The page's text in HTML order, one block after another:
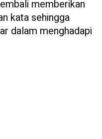
memberikan
kata sehingga
dalam menghadapi